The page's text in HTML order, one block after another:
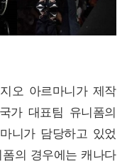
오 아르마니가 제작
가 대표팀 유니폼의
니가 담당하고 있었
의 경우에는 캐나다